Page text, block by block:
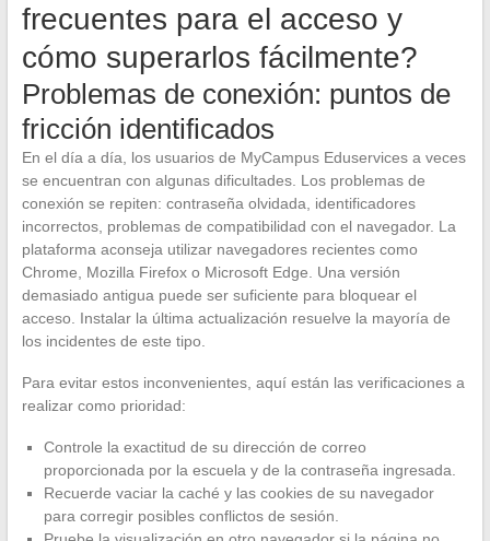
frecuentes para el acceso y
cómo superarlos fácilmente?
Problemas de conexión: puntos de
fricción identificados
En el día a día, los usuarios de MyCampus Eduservices a veces
se encuentran con algunas dificultades. Los problemas de
conexión se repiten: contraseña olvidada, identificadores
incorrectos, problemas de compatibilidad con el navegador. La
plataforma aconseja utilizar navegadores recientes como
Chrome, Mozilla Firefox o Microsoft Edge. Una versión
demasiado antigua puede ser suficiente para bloquear el
acceso. Instalar la última actualización resuelve la mayoría de
los incidentes de este tipo.
Para evitar estos inconvenientes, aquí están las verificaciones a
realizar como prioridad:
Controle la exactitud de su dirección de correo
proporcionada por la escuela y de la contraseña ingresada.
Recuerde vaciar la caché y las cookies de su navegador
para corregir posibles conflictos de sesión.